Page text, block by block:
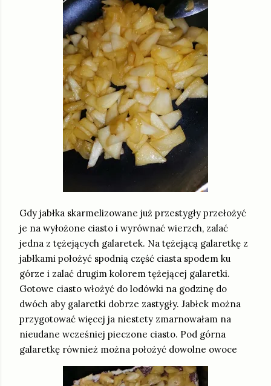
Gdy jabłka skarmelizowane już przestygły przełożyć
je na wyłożone ciasto i wyrównać wierzch, zalać
jedna z tężejących galaretek. Na tężejącą galaretkę z
jabłkami położyć spodnią część ciasta spodem ku
górze i zalać drugim kolorem tężejącej galaretki.
Gotowe ciasto włożyć do lodówki na godzinę do
dwóch aby galaretki dobrze zastygły. Jabłek można
przygotować więcej ja niestety zmarnowałam na
nieudane wcześniej pieczone ciasto. Pod górna
galaretkę również można położyć dowolne owoce